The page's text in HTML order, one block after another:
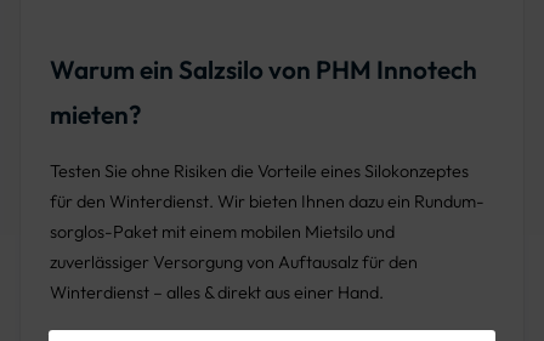
Warum ein Salzsilo von PHM Innotech
mieten?
Testen Sie ohne Risiken die Vorteile eines Silokonzeptes
für den Winterdienst. Wir bieten Ihnen dazu ein Rundum-
sorglos-Paket mit einem mobilen Mietsilo und
zuverlässiger Versorgung von Auftausalz für den
Winterdienst – alles & direkt aus einer Hand.